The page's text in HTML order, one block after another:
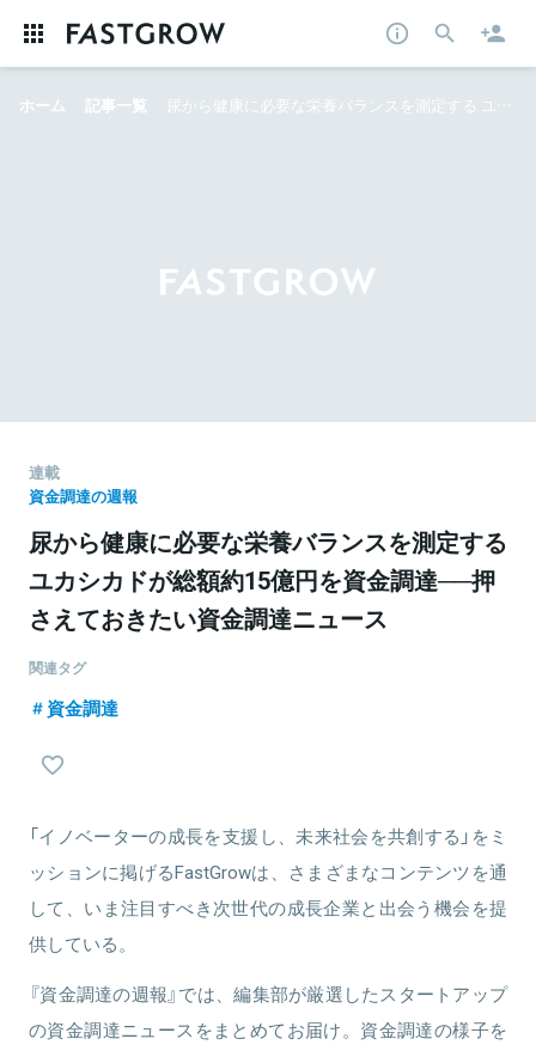
ホーム 記事一覧 尿から健康に必要な栄養バランスを測定する ユカシカドが総額約15億円を資金調達──押さえておきたい資金調達ニュース
連載
資金調達の週報
尿から健康に必要な栄養バランスを測定する
ユカシカドが総額約15億円を資金調達──押
さえておきたい資金調達ニュース
関連タグ
資金調達
「イノベーターの成長を支援し、未来社会を共創する」をミ
ッションに掲げるFastGrowは、さまざまなコンテンツを通
して、いま注目すべき次世代の成長企業と出会う機会を提
供している。
『資金調達の週報』では、編集部が厳選したスタートアップ
の資金調達ニュースをまとめてお届け。資金調達の様子を